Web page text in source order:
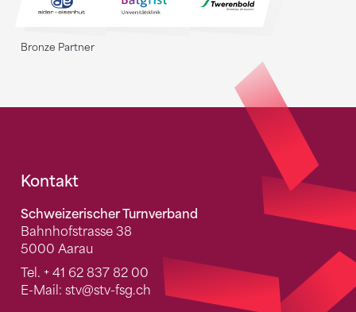
Bronze Partner
Fusszeile
Kontakt
Schweizerischer Turnverband
Bahnhofstrasse 38
5000 Aarau
Tel. + 41 62 837 82 00
E-Mail: stv@stv-fsg.ch